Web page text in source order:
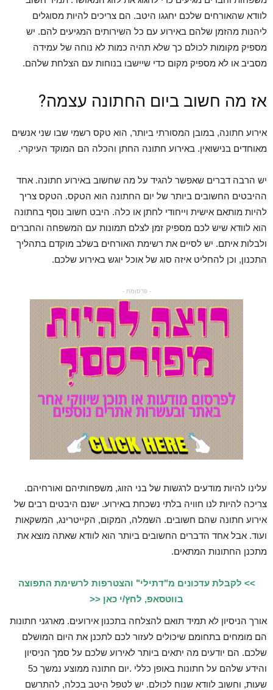
לוודא שהאורחים שלכם יחגגו היטב. הם צריכים להיות מסוגלים
ליהנות מהזמן שלהם באירוע עם כל השירותים המגיעים להם. יש
מספיק מקומות לכולם כך שלא תהיה כמות לא נוחה של עמידה
מסביב או לא מספיק מקום כדי שיישבו בנוחות עם הצלחת שלהם.
אז מה חשוב ביום החתונה עצמה?
אירוע חתונה, במובן המסורתי ביותר, הוא טקס רשמי שבו שני אנשים
מאוחדים בנישואין. באירוע חתונה החתן והכלה הם המוקד העיקרי.
יש הרבה דברים שאפשר להגיד על מה שחשוב באירוע חתונה. אחד
ההיבטים החשובים ביותר של יום החתונה הוא הטקס. הטקס צריך
להיות מותאם אישית וייחודי לחתן או כלה. היבט חשוב נוסף בחתונה
הוא לוודא שיש לכם מספיק זמן לצלם תמונות עם המשפחה והחברים
ולבלות איתם. יש לסיים את רשימת האורחים בשלב מוקדם בתהליך
התכנון, וכן להחליט איזה סוג של אוכל יוגש באירוע שלכם.
- פרסומת -
עלינו להיות מודעים לרגשות של בני הזוג, משפחותיהם ואורחיהם.
צריכה להיות לנו חוויה בלתי נשכחת באירוע. ישנם היבטים רבים של
אירוע חתונה שהם חשובים. השמלה, המקום, הקייטרינג, המשקאות
ועוד. אבל אחד הדברים החשובים ביותר הוא לוודא שאתה מוצא את
מתכנן החתונות המתאים.
>> לקבלת עדכונים מ"דתילי" והצטרפות לרשימת התפוצה
בווטסאפ, לחץ/י כאן <<
אורך הניסיון לא תמיד תואם להצלחה בתכנון אירועים. מארגני חתונות
הם מומחים בתחומם שיכולים לעזור לכם לתכנן את היום המושלם
שלכם. הם יודעים מה יתאים ביותר לאירוע שלכם על סמך הניסיון
והידע שלהם על חתונות באופן כללי .
יום חתונה ממוצע נמשך כ5
שעות, וחשוב לוודא שנוח לכולם. יש לטפל היטב בכלה, להתרשם